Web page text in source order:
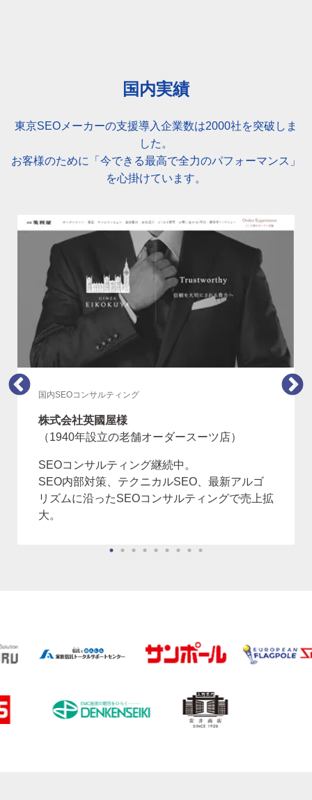
国内実績
東京SEOメーカーの支援導入企業数は2000社を突破しま
した。
お客様のために「今できる最高で全力のパフォーマンス」
を心掛けています。
国内SEOコンサルティング
株式会社英國屋様
（1940年設立の老舗オーダースーツ店）
SEOコンサルティング継続中。
SEO内部対策、テクニカルSEO、最新アルゴ
リズムに沿ったSEOコンサルティングで売上拡
大。